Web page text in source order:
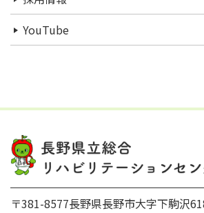
YouTube
〒381-8577長野県長野市大字下駒沢